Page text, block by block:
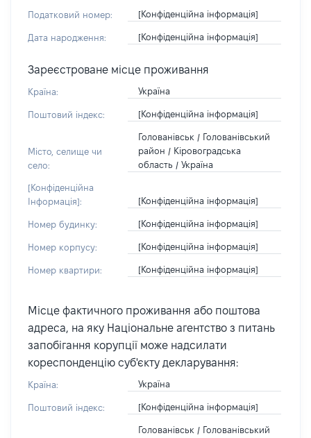
Податковий номер: [Конфіденційна інформація]
Дата народження: [Конфіденційна інформація]
Зареєстроване місце проживання
Країна: Україна
Поштовий індекс: [Конфіденційна інформація]
Місто, селище чи
село:
Голованівськ / Голованівський
район / Кіровоградська
область / Україна
[Конфіденційна
Інформація]:
[Конфіденційна інформація]
Номер будинку: [Конфіденційна інформація]
Номер корпусу: [Конфіденційна інформація]
Номер квартири: [Конфіденційна інформація]
Місце фактичного проживання або поштова
адреса, на яку Національне агентство з питань
запобігання корупції може надсилати
кореспонденцію суб'єкту декларування:
Країна: Україна
Поштовий індекс: [Конфіденційна інформація]
Голованівськ / Голованівський